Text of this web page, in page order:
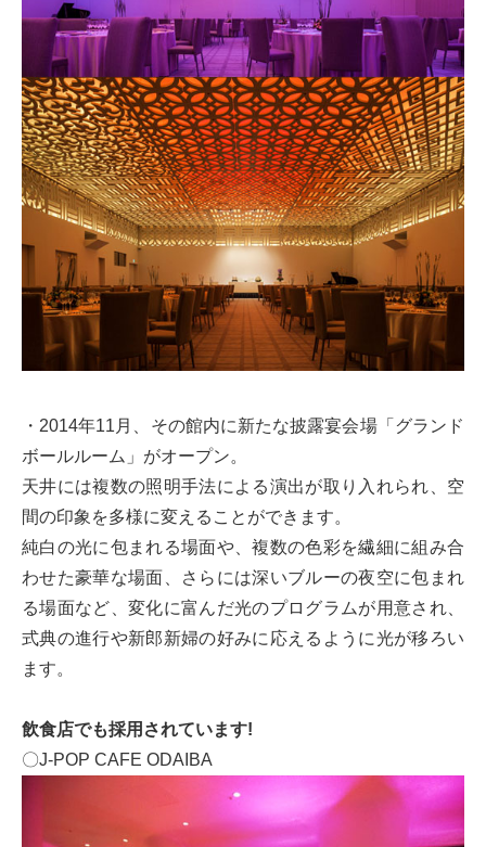
・2014年11月、その館内に新たな披露宴会場「グランド
ボールルーム」がオープン。
天井には複数の照明手法による演出が取り入れられ、空
間の印象を多様に変えることができます。
純白の光に包まれる場面や、複数の色彩を繊細に組み合
わせた豪華な場面、さらには深いブルーの夜空に包まれ
る場面など、変化に富んだ光のプログラムが用意され、
式典の進行や新郎新婦の好みに応えるように光が移ろい
ます。
飲食店でも採用されています!
〇J-POP CAFE ODAIBA